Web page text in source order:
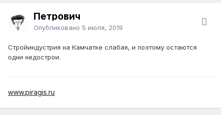
Петрович
Опубликовано 5 июля, 2019
Стройиндустрия на Камчатке слабая, и поэтому остаются
одни недострои.
www.piragis.ru